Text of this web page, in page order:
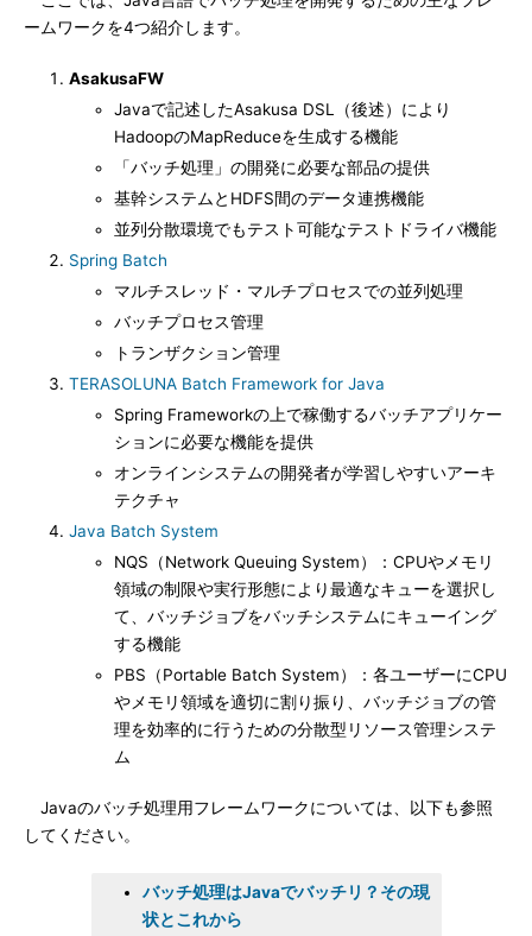
ームワークを4つ紹介します。
AsakusaFW
Javaで記述したAsakusa DSL（後述）により
HadoopのMapReduceを生成する機能
「バッチ処理」の開発に必要な部品の提供
基幹システムとHDFS間のデータ連携機能
並列分散環境でもテスト可能なテストドライバ機能
Spring Batch
マルチスレッド・マルチプロセスでの並列処理
バッチプロセス管理
トランザクション管理
TERASOLUNA Batch Framework for Java
Spring Frameworkの上で稼働するバッチアプリケー
ションに必要な機能を提供
オンラインシステムの開発者が学習しやすいアーキ
テクチャ
Java Batch System
NQS（Network Queuing System）：CPUやメモリ
領域の制限や実行形態により最適なキューを選択し
て、バッチジョブをバッチシステムにキューイング
する機能
PBS（Portable Batch System）：各ユーザーにCPU
やメモリ領域を適切に割り振り、バッチジョブの管
理を効率的に行うための分散型リソース管理システ
ム
Javaのバッチ処理用フレームワークについては、以下も参照
してください。
バッチ処理はJavaでバッチリ？その現
状とこれから